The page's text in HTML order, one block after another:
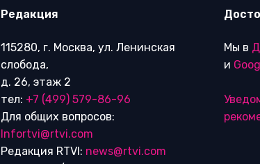
Редакция
115280, г. Москва, ул. Ленинская
слобода,
д. 26, этаж 2
тел: +7 (499) 579-86-96
Для общих вопросов:
Infortvi@rtvi.com
Редакция RTVI: news@rtvi.com
Мы в
и